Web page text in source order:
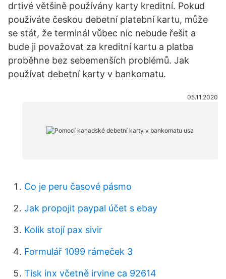
drtivé většině používány karty kreditní. Pokud
používáte českou debetní platební kartu, může
se stát, že terminál vůbec nic nebude řešit a
bude ji považovat za kreditní kartu a platba
proběhne bez sebemenších problémů. Jak
používat debetní karty v bankomatu.
05.11.2020
Co je peru časové pásmo
Jak propojit paypal účet s ebay
Kolik stojí pax sivir
Formulář 1099 rámeček 3
Tisk inx včetně irvine ca 92614